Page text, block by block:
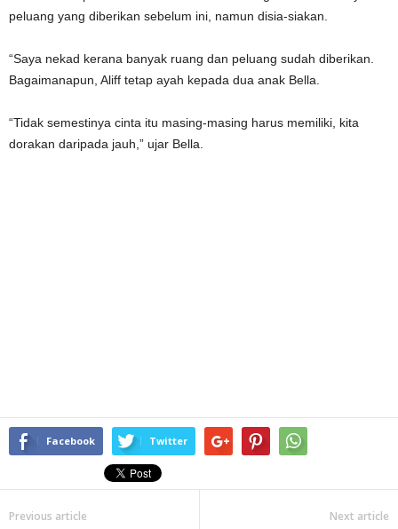
peluang yang diberikan sebelum ini, namun disia-siakan.
“Saya nekad kerana banyak ruang dan peluang sudah diberikan.
Bagaimanapun, Aliff tetap ayah kepada dua anak Bella.
“Tidak semestinya cinta itu masing-masing harus memiliki, kita
dorakan daripada jauh,” ujar Bella.
Facebook Twitter
Previous article Next article